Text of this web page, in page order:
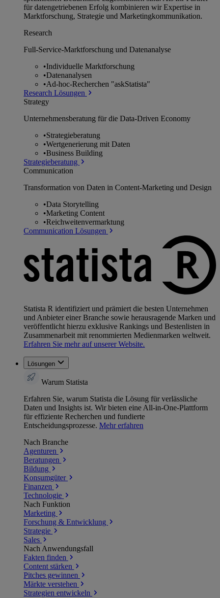
für datengetriebenen Erfolg kombinieren wir Expertise in
Marktforschung, Strategie und Marketingkommunikation.
Research
Full-Service-Marktforschung und Datenanalyse
•Individuelle Marktforschung
•Datenanalysen
•Ad-hoc-Recherchen "askStatista"
Research Lösungen
Strategy
Unternehmens­beratung für die Data-Driven Economy
•Strategieberatung
•Wertgenerierung mit Daten
•Business Building
Strategieberatung
Communication
Transformation von Daten in Content-Marketing und Design
•Data Storytelling
•Marketing Content
•Reichweitenvermarktung
Communication Lösungen
Statista R identifiziert und prämiert die besten Unternehmen
und Anbieter einer Branche sowie herausragende Marken und
veröffentlicht hierzu exklusive Rankings und Bestenlisten in
Zusammenarbeit mit renommierten Medienmarken weltweit.
Erfahren Sie mehr auf unserer Website.
Lösungen
Warum Statista
Erfahren Sie, warum Statista die Lösung für verlässliche
Daten und Insights ist. Wir bieten eine All-in-One-Plattform
für effiziente Recherchen und fundierte
Entscheidungsprozesse. Mehr erfahren
Nach Branche
Agenturen
Beratungen
Bildung
Konsumgüter
Finanzen
Technologie
Nach Funktion
Marketing
Forschung & Entwicklung
Strategie
Sales
Nach Anwendungsfall
Fakten finden
Content stärken
Pitches gewinnen
Märkte verstehen
Strategien entwickeln